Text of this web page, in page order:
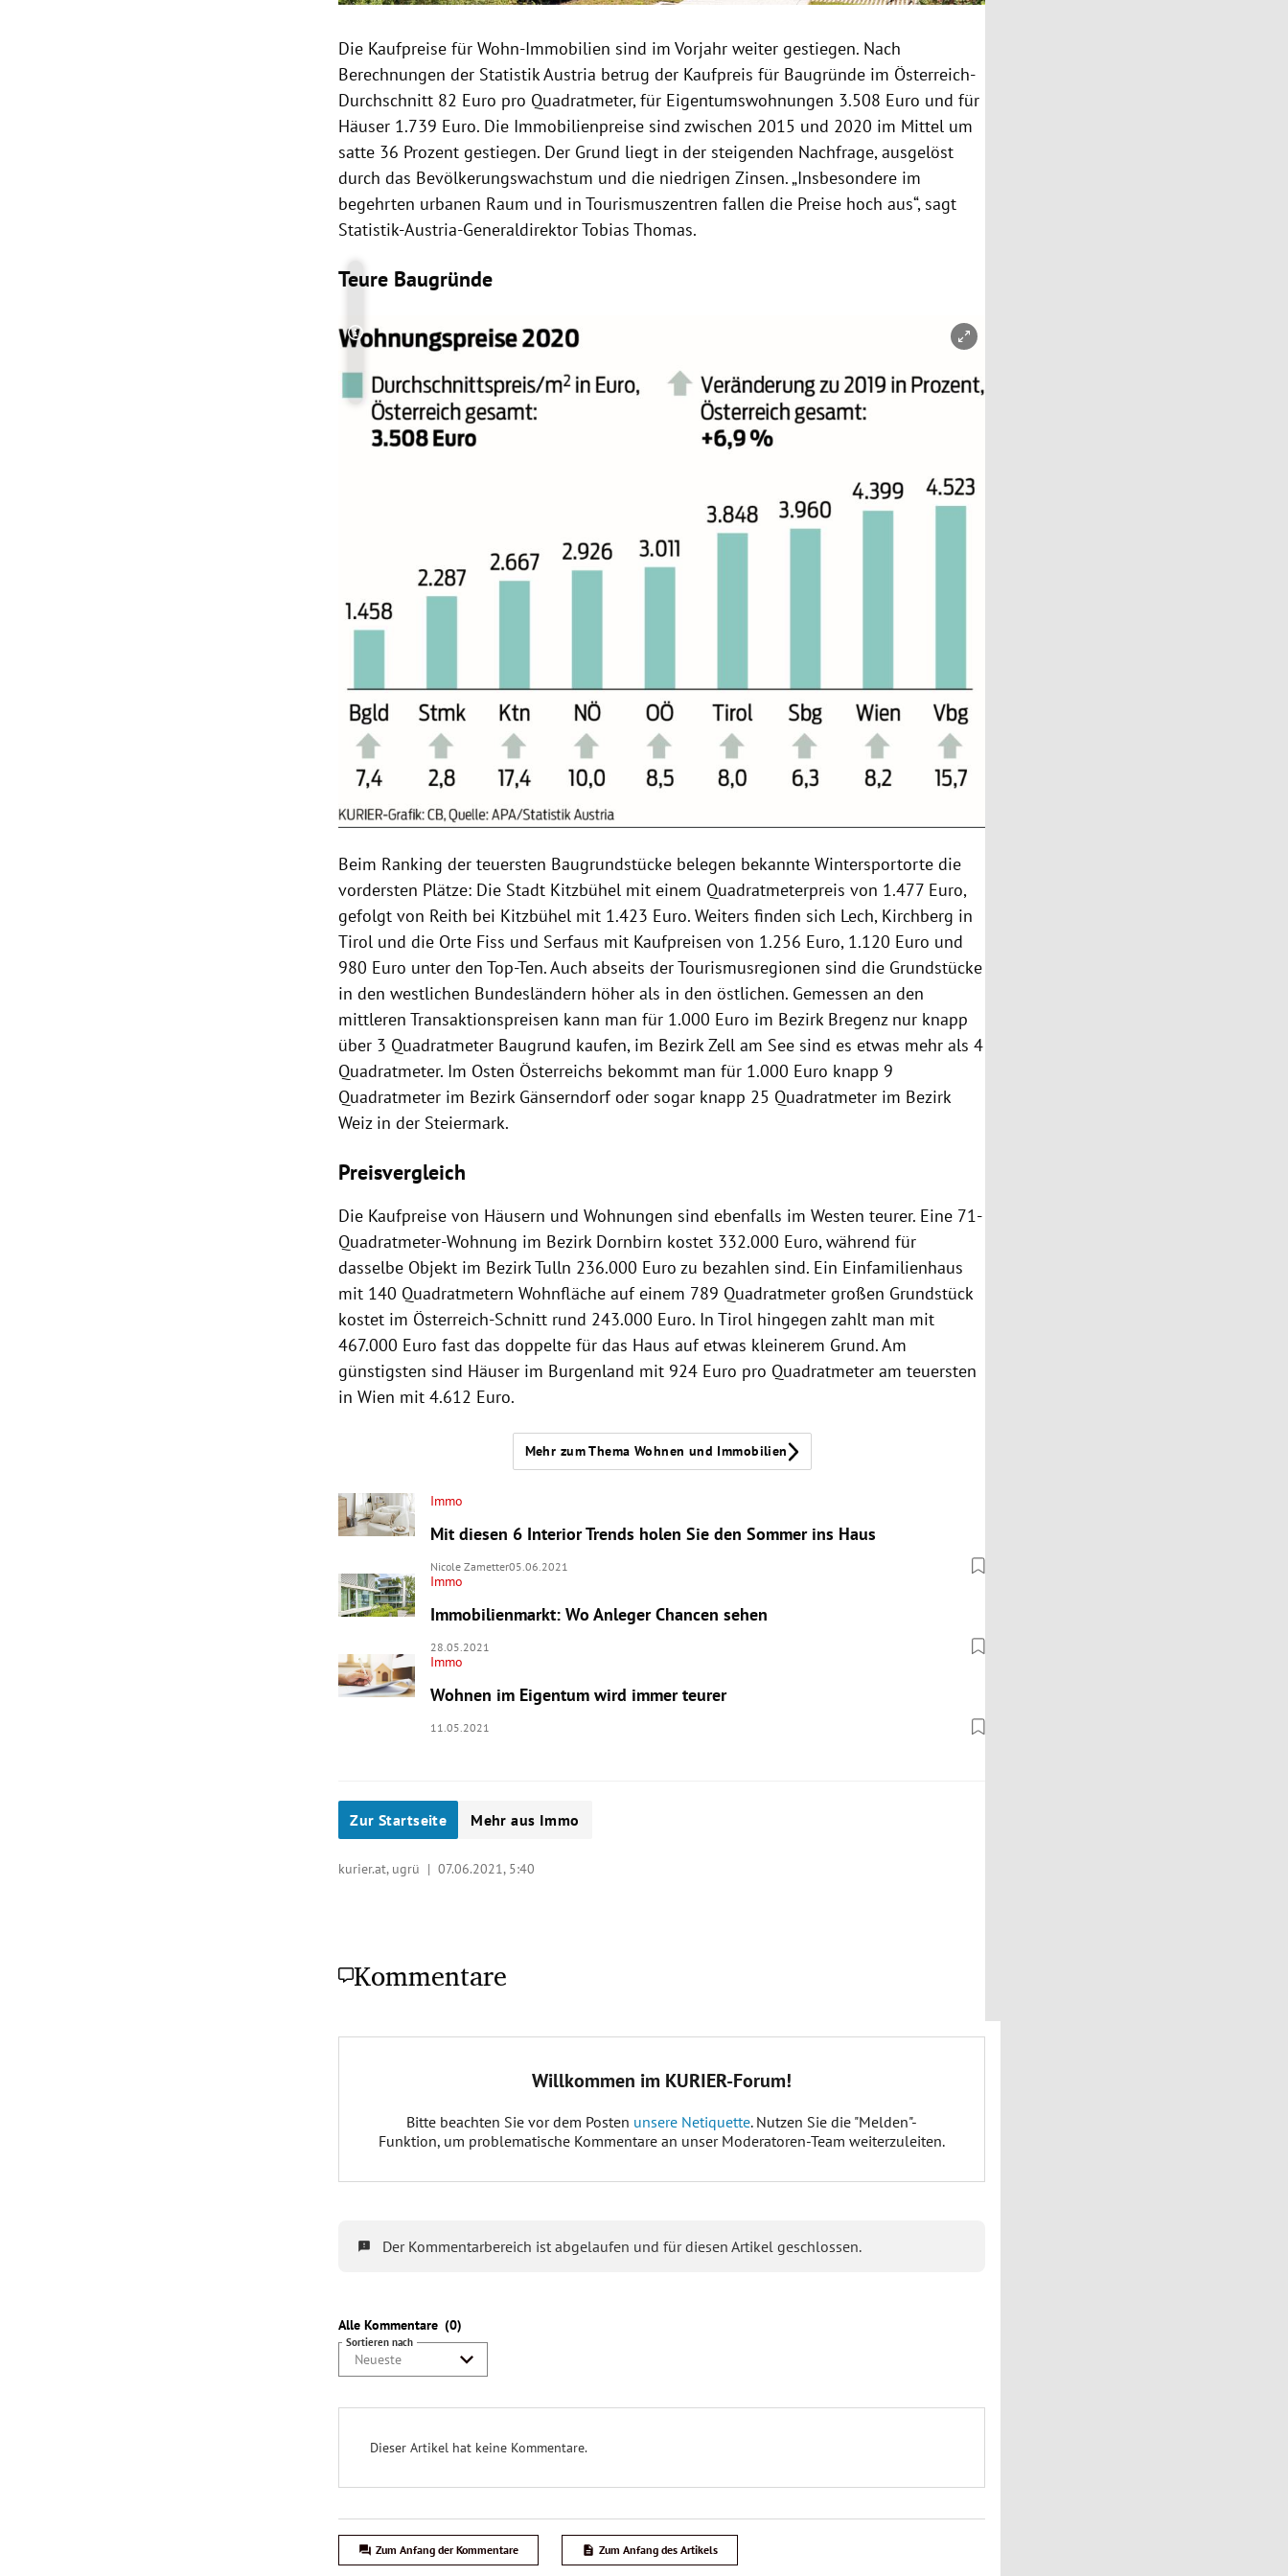
Die Kaufpreise für Wohn-Immobilien sind im Vorjahr weiter gestiegen. Nach
Berechnungen der Statistik Austria betrug der Kaufpreis für Baugründe im Österreich-
Durchschnitt 82 Euro pro Quadratmeter, für Eigentumswohnungen 3.508 Euro und für
Häuser 1.739 Euro. Die Immobilienpreise sind zwischen 2015 und 2020 im Mittel um
satte 36 Prozent gestiegen. Der Grund liegt in der steigenden Nachfrage, ausgelöst
durch das Bevölkerungswachstum und die niedrigen Zinsen. „Insbesondere im
begehrten urbanen Raum und in Tourismuszentren fallen die Preise hoch aus“, sagt
Statistik-Austria-Generaldirektor Tobias Thomas.
Teure Baugründe
Copyright-Hinweis öffnen/schließen
Beim Ranking der teuersten Baugrundstücke belegen bekannte Wintersportorte die
vordersten Plätze: Die Stadt Kitzbühel mit einem Quadratmeterpreis von 1.477 Euro,
gefolgt von Reith bei Kitzbühel mit 1.423 Euro. Weiters finden sich Lech, Kirchberg in
Tirol und die Orte Fiss und Serfaus mit Kaufpreisen von 1.256 Euro, 1.120 Euro und
980 Euro unter den Top-Ten. Auch abseits der Tourismusregionen sind die Grundstücke
in den westlichen Bundesländern höher als in den östlichen. Gemessen an den
mittleren Transaktionspreisen kann man für 1.000 Euro im Bezirk Bregenz nur knapp
über 3 Quadratmeter Baugrund kaufen, im Bezirk Zell am See sind es etwas mehr als 4
Quadratmeter. Im Osten Österreichs bekommt man für 1.000 Euro knapp 9
Quadratmeter im Bezirk Gänserndorf oder sogar knapp 25 Quadratmeter im Bezirk
Weiz in der Steiermark.
Preisvergleich
Die Kaufpreise von Häusern und Wohnungen sind ebenfalls im Westen teurer. Eine 71-
Quadratmeter-Wohnung im Bezirk Dornbirn kostet 332.000 Euro, während für
dasselbe Objekt im Bezirk Tulln 236.000 Euro zu bezahlen sind. Ein Einfamilienhaus
mit 140 Quadratmetern Wohnfläche auf einem 789 Quadratmeter großen Grundstück
kostet im Österreich-Schnitt rund 243.000 Euro. In Tirol hingegen zahlt man mit
467.000 Euro fast das doppelte für das Haus auf etwas kleinerem Grund. Am
günstigsten sind Häuser im Burgenland mit 924 Euro pro Quadratmeter am teuersten
in Wien mit 4.612 Euro.
Mehr zum Thema Wohnen und Immobilien
Immo
Mit diesen 6 Interior Trends holen Sie den Sommer ins Haus
Nicole Zametter05.06.2021
Immo
Immobilienmarkt: Wo Anleger Chancen sehen
28.05.2021
Immo
Wohnen im Eigentum wird immer teurer
11.05.2021
Zur Startseite Mehr aus Immo
kurier.at, ugrü |07.06.2021, 5:40
Kommentare